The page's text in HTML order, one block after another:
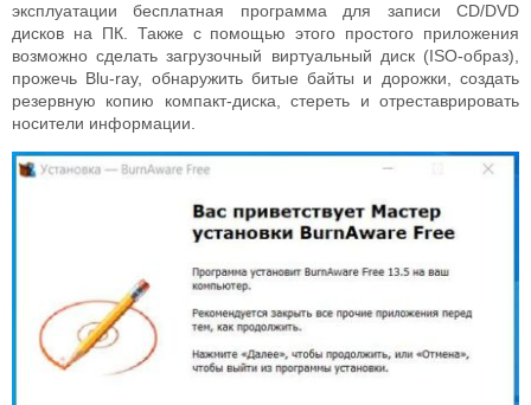
Бесплатные Программы Ру Мультимедиа
эксплуатации бесплатная программа для записи CD/DVD
дисков на ПК. Также с помощью этого простого приложения
возможно сделать загрузочный виртуальный диск (ISO-образ),
прожечь Blu-ray, обнаружить битые байты и дорожки, создать
резервную копию компакт-диска, стереть и отреставрировать
носители информации.